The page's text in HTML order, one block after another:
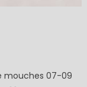
mouches 07-09